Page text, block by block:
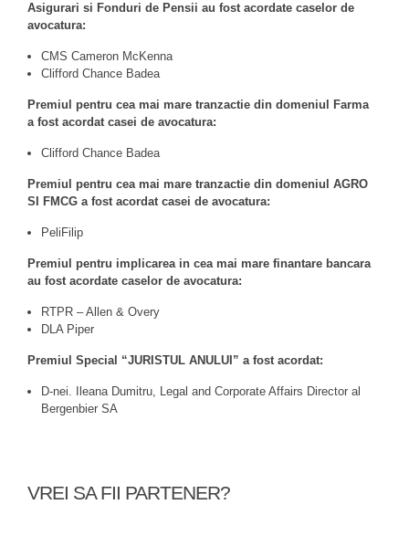
Asigurari si Fonduri de Pensii au fost acordate caselor de
avocatura:
CMS Cameron McKenna
Clifford Chance Badea
Premiul pentru cea mai mare tranzactie din domeniul Farma
a fost acordat casei de avocatura:
Clifford Chance Badea
Premiul pentru cea mai mare tranzactie din domeniul AGRO
SI FMCG a fost acordat casei de avocatura:
PeliFilip
Premiul pentru implicarea in cea mai mare finantare bancara
au fost acordate caselor de avocatura:
RTPR – Allen & Overy
DLA Piper
Premiul Special “JURISTUL ANULUI” a fost acordat:
D-nei. Ileana Dumitru, Legal and Corporate Affairs Director al
Bergenbier SA
VREI SA FII PARTENER?